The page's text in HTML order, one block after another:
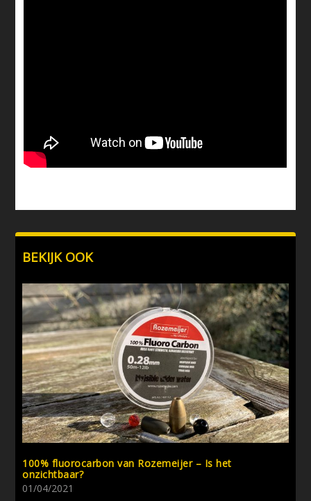
BEKIJK OOK
100% fluorocarbon van Rozemeijer – Is het
onzichtbaar?
01/04/2021